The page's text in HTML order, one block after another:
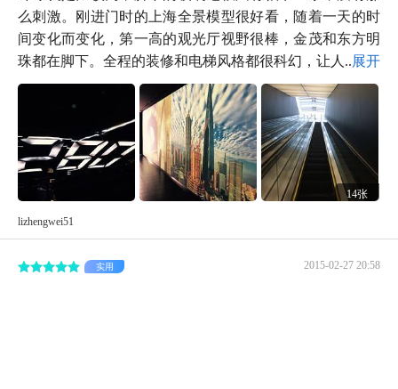
么刺激。刚进门时的上海全景模型很好看，随着一天的时
间变化而变化，第一高的观光厅视野很棒，金茂和东方明
珠都在脚下。全程的装修和电梯风格都很科幻，让人...展开
14张
lizhengwei51
2015-02-27 20:58
实用